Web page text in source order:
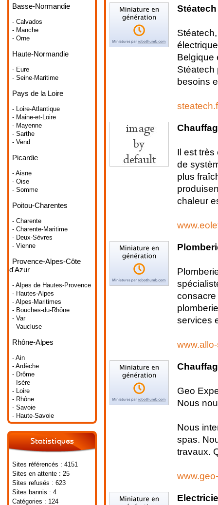
Basse-Normandie
- Calvados
- Manche
- Orne
Haute-Normandie
- Eure
- Seine-Maritime
Pays de la Loire
- Loire-Atlantique
- Maine-et-Loire
- Mayenne
- Sarthe
- Vend
Picardie
- Aisne
- Oise
- Somme
Poitou-Charentes
- Charente
- Charente-Maritime
- Deux-Sèvres
- Vienne
Provence-Alpes-Côte
d'Azur
- Alpes de Hautes-Provence
- Hautes-Alpes
- Alpes-Maritimes
- Bouches-du-Rhône
- Var
- Vaucluse
Rhône-Alpes
- Ain
- Ardèche
- Drôme
- Isère
- Loire
- Rhône
- Savoie
- Haute-Savoie
Statistiques
Sites référencés : 4151
Sites en attente : 25
Sites refusés : 623
Sites bannis : 4
Catégories : 124
Stéatech
Belgique
Stéatech
besoins
Il est
de
plus
chaleur
services
Geo
Nous
Nous
spas.
travaux.